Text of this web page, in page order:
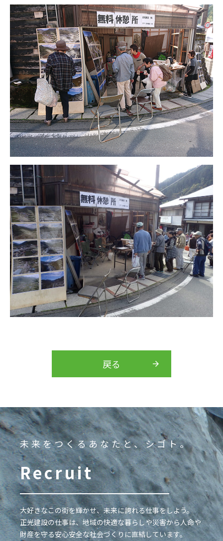
戻る
未来をつくるあなたと、シゴト。
Recruit
大好きなこの街を輝かせ、未来に誇れる仕事をしよう。
正光建設の仕事は、地域の快適な暮らしや災害から人命や
財産を守る安心安全な社会づくりに直結しています。